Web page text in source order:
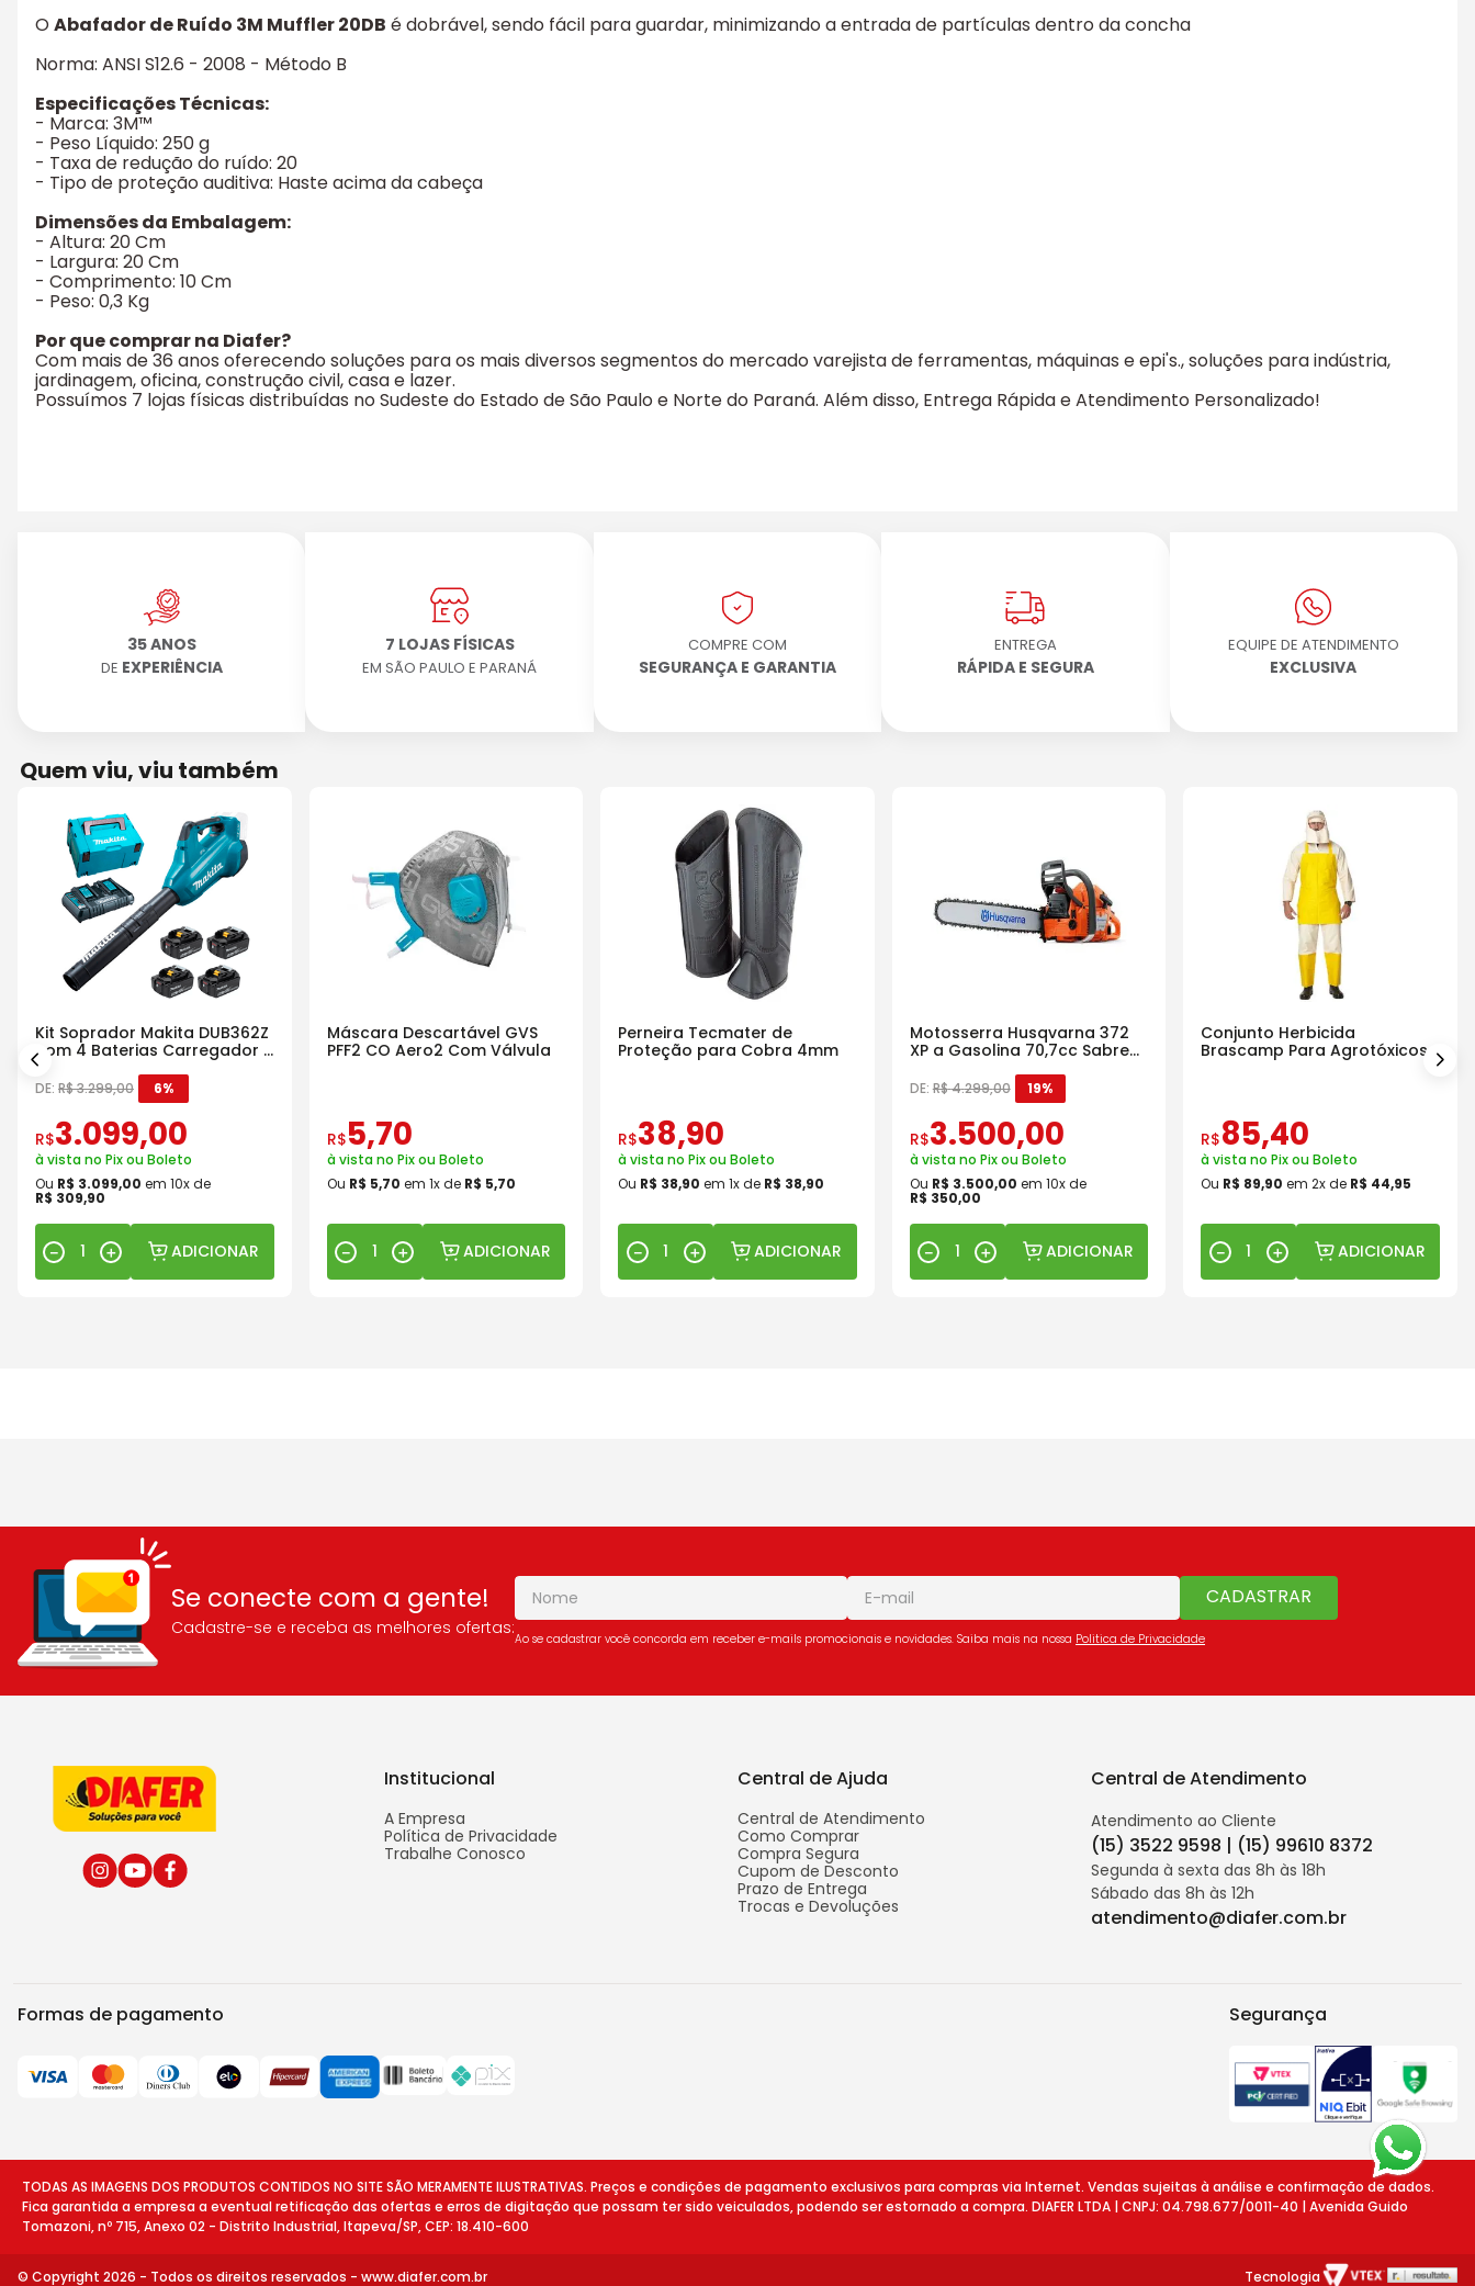
O Abafador de Ruído 3M Muffler 20DB é dobrável, sendo fácil para guardar, minimizando a entrada de partículas dentro da concha
Norma: ANSI S12.6 - 2008 - Método B
Especificações Técnicas:
- Marca: 3M™
- Peso Líquido: 250 g
- Taxa de redução do ruído: 20
- Tipo de proteção auditiva: Haste acima da cabeça
Dimensões da Embalagem:
- Altura: 20 Cm
- Largura: 20 Cm
- Comprimento: 10 Cm
- Peso: 0,3 Kg
Por que comprar na Diafer?
Com mais de 36 anos oferecendo soluções para os mais diversos segmentos do mercado varejista de ferramentas, máquinas e epi's., soluções para indústria,
jardinagem, oficina, construção civil, casa e lazer.
Possuímos 7 lojas físicas distribuídas no Sudeste do Estado de São Paulo e Norte do Paraná. Além disso, Entrega Rápida e Atendimento Personalizado!
35 ANOS
DE EXPERIÊNCIA
7 LOJAS FÍSICAS
EM SÃO PAULO E PARANÁ
COMPRE COM
SEGURANÇA E GARANTIA
ENTREGA
RÁPIDA E SEGURA
EQUIPE DE ATENDIMENTO
EXCLUSIVA
Quem viu, viu também
Kit Soprador Makita DUB362Z
com 4 Baterias Carregador e
Maleta
DE: R$3.299,00 6%
R$3.099,00
à vista no Pix ou Boleto
Ou R$ 3.099,00 em 10x de
R$ 309,90
＋
－ ADICIONAR
Máscara Descartável GVS
PFF2 CO Aero2 Com Válvula
R$5,70
à vista no Pix ou Boleto
Ou R$ 5,70 em 1x de R$ 5,70
＋
－ ADICIONAR
Perneira Tecmater de
Proteção para Cobra 4mm
R$38,90
à vista no Pix ou Boleto
Ou R$ 38,90 em1x de R$ 38,90
＋
－ ADICIONAR
Motosserra Husqvarna 372
XP a Gasolina 70,7cc Sabre
DE:R$4.299,00 19%
R$3.500,00
à vista no Pix ou Boleto
Ou R$ 3.500,00 em 10x de
R$ 350,00
＋
－ ADICIONAR
Conjunto Herbicida
Brascamp Para Agrotóxicos
30 Lavagens
R$85,40
à vista no Pix ou Boleto
Ou R$ 89,90 em2x de R$ 44,95
＋
－ ADICIONAR
Se conecte com a gente!
Cadastre-se e receba as melhores ofertas:
CADASTRAR
Ao se cadastrar você concorda em receber e-mails promocionais e novidades. Saiba mais na nossa Politica de Privacidade
Institucional
A Empresa
Política de Privacidade
Trabalhe Conosco
Central de Ajuda
Central de Atendimento
Como Comprar
Compra Segura
Cupom de Desconto
Prazo de Entrega
Trocas e Devoluções
Central de Atendimento
Atendimento ao Cliente
(15) 3522 9598 | (15) 99610 8372
Segunda à sexta das 8h às 18h
Sábado das 8h às 12h
atendimento@diafer.com.br
Formas de pagamento Segurança
TODAS AS IMAGENS DOS PRODUTOS CONTIDOS NO SITE SÃO MERAMENTE ILUSTRATIVAS. Preços e condições de pagamento exclusivos para compras via Internet. Vendas sujeitas à análise e confirmação de dados.
Fica garantida a empresa a eventual retificação das ofertas e erros de digitação que possam ter sido veiculados, podendo ser estornado a compra. DIAFER LTDA | CNPJ: 04.798.677/0011-40 | Avenida Guido
Tomazoni, nº 715, Anexo 02 - Distrito Industrial, Itapeva/SP, CEP: 18.410-600
© Copyright 2026 - Todos os direitos reservados - www.diafer.com.br Tecnologia